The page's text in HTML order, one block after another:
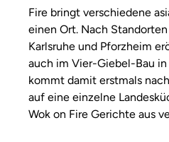
Fire bringt verschiedene
einen Ort. Nach
Karlsruhe und Pforzheim
auch im Vier-Giebel-Bau in
kommt damit erstmals
auf eine einzelne
Wok on Fire Gerichte aus